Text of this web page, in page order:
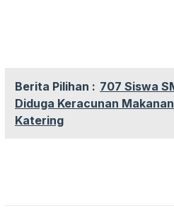
Berita Pilihan : 707 Siswa
Diduga Keracunan
Katering